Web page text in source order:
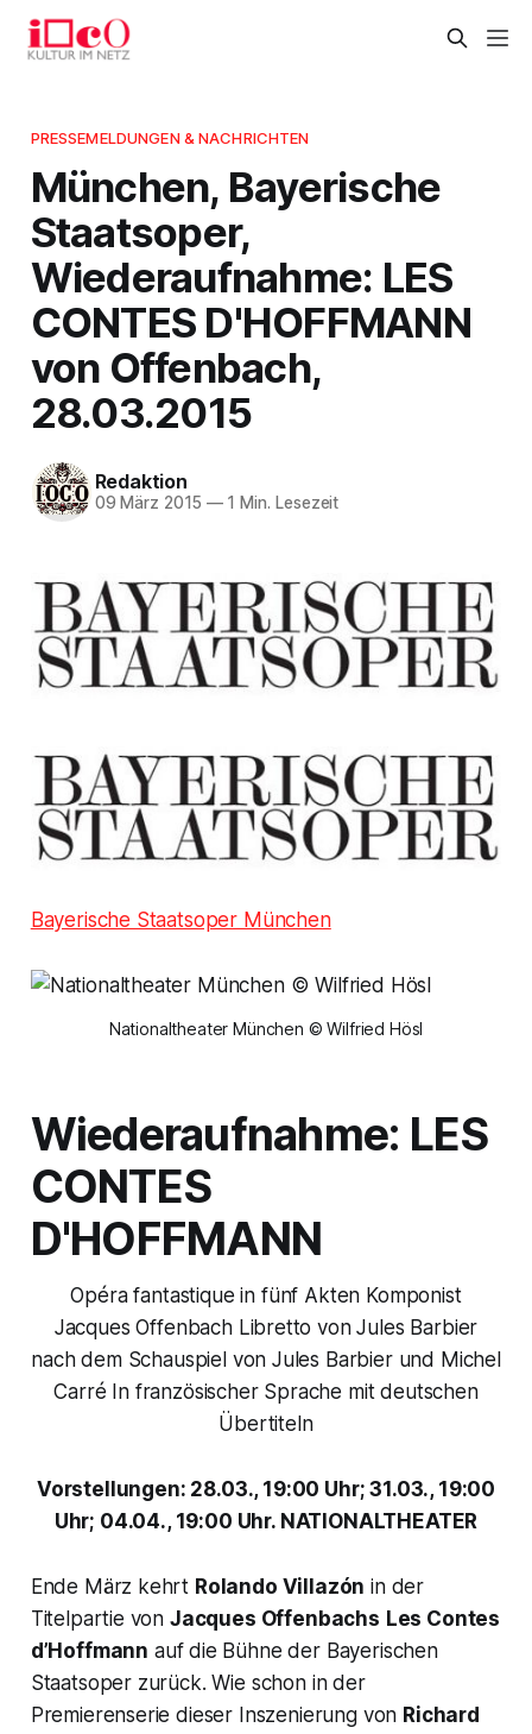
PRESSEMELDUNGEN & NACHRICHTEN
München, Bayerische
Staatsoper,
Wiederaufnahme: LES
CONTES D'HOFFMANN
von Offenbach,
28.03.2015
Redaktion
09 März 2015 —1 Min. Lesezeit
Bayerische Staatsoper München
Nationaltheater München © Wilfried Hösl
Wiederaufnahme: LES
CONTES
D'HOFFMANN
Opéra fantastique in fünf Akten Komponist
Jacques Offenbach Libretto von Jules Barbier
nach dem Schauspiel von Jules Barbier und Michel
Carré In französischer Sprache mit deutschen
Übertiteln
Vorstellungen: 28.03., 19:00 Uhr; 31.03., 19:00
Uhr; 04.04., 19:00 Uhr. NATIONALTHEATER
Ende März kehrt Rolando Villazón in der
Titelpartie von Jacques Offenbachs Les Contes
d’Hoffmann auf die Bühne der Bayerischen
Staatsoper zurück. Wie schon in der
Premierenserie dieser Inszenierung von Richard